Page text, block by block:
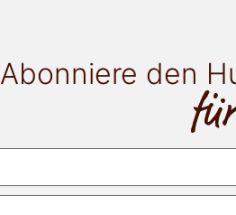
Abonniere den